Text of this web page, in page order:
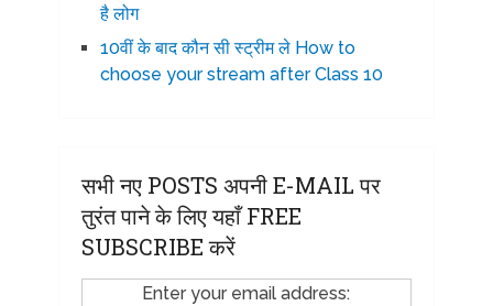
है लोग
10वीं के बाद कौन सी स्ट्रीम ले How to
choose your stream after Class 10
सभी नए POSTS अपनी E-MAIL पर
तुरंत पाने के लिए यहाँ FREE
SUBSCRIBE करें
Enter your email address: